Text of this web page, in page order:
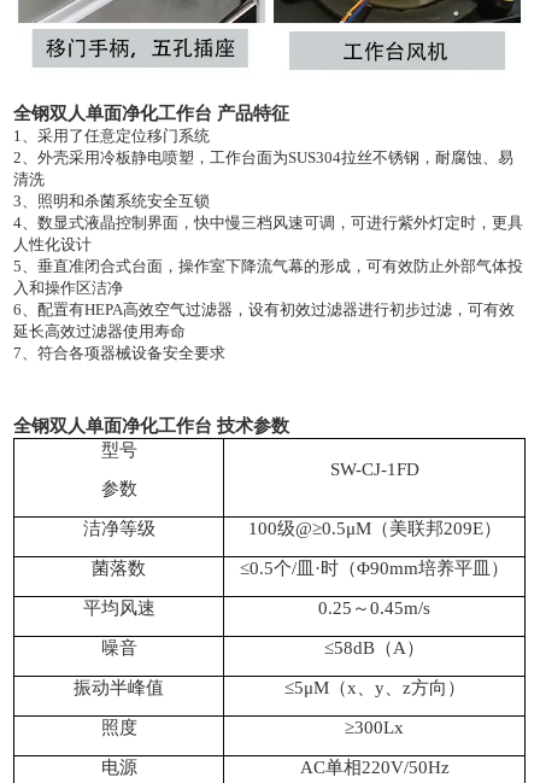
全钢双人单面净化工作台 产品特征
1、采用了任意定位移门系统
2、外壳采用冷板静电喷塑，工作台面为SUS304拉丝不锈钢，耐腐蚀、易
清洗
3、照明和杀菌系统安全互锁
4、数显式液晶控制界面，快中慢三档风速可调，可进行紫外灯定时，更具
人性化设计
5、垂直准闭合式台面，操作室下降流气幕的形成，可有效防止外部气体投
入和操作区洁净
6、配置有HEPA高效空气过滤器，设有初效过滤器进行初步过滤，可有效
延长高效过滤器使用寿命
7、符合各项器械设备安全要求
全钢双人单面净化工作台 技术参数
型号
参数
SW-CJ-1FD
洁净等级 100级@≥0.5μM（美联邦209E）
菌落数 ≤0.5个/皿·时（Φ90mm培养平皿）
平均风速 0.25～0.45m/s
噪音 ≤58dB（A）
振动半峰值 ≤5μM（x、y、z方向）
照度 ≥300Lx
电源 AC单相220V/50Hz